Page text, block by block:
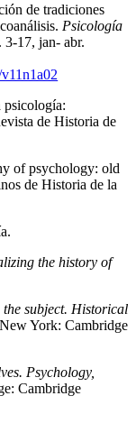
de tradiciones
Psicología
3-17, jan- abr.
psicología:
de Historia de
of psychology: old
de Historia de la
the history of
subject. Historical
York: Cambridge
Psychology,
Cambridge